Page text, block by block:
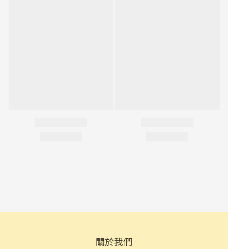
關於我們